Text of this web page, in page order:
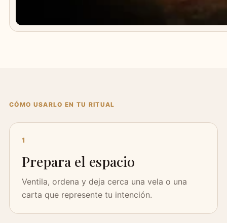
CÓMO USARLO EN TU RITUAL
1
Prepara el espacio
Ventila, ordena y deja cerca una vela o una
carta que represente tu intención.